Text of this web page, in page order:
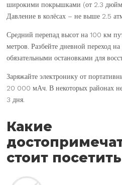
широкими покрышками (от 2.3
Давление в колёсах – не выше 2.5
Средний перепад высот на 100 км
метров. Разбейте дневной переход
обязательными остановками для
Заряжайте электронику от
20 000 мАч. В некоторых районах
3 дня.
Какие
стоит